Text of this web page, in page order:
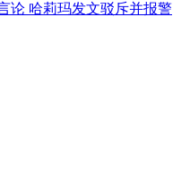
论 哈莉玛发文驳斥并报警